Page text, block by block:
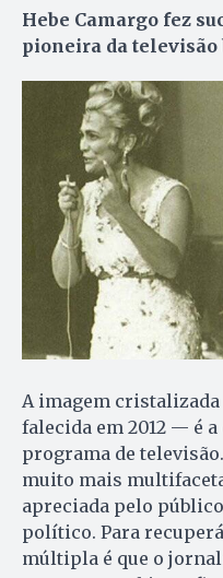
Hebe Camargo fez
pioneira da
A imagem
falecida em 2012 — é
programa de
muito mais
apreciada pelo
político. Para
múltipla é que o